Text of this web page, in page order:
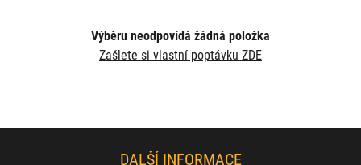
Výběru neodpovídá žádná položka
Zašlete si vlastní poptávku ZDE
DALŠÍ INFORMACE